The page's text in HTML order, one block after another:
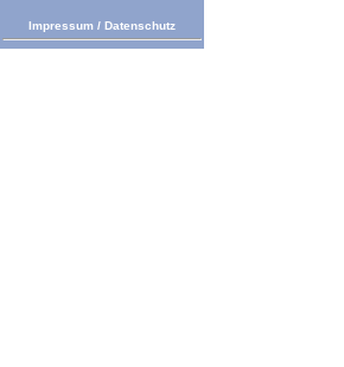
Impressum / Datenschutz